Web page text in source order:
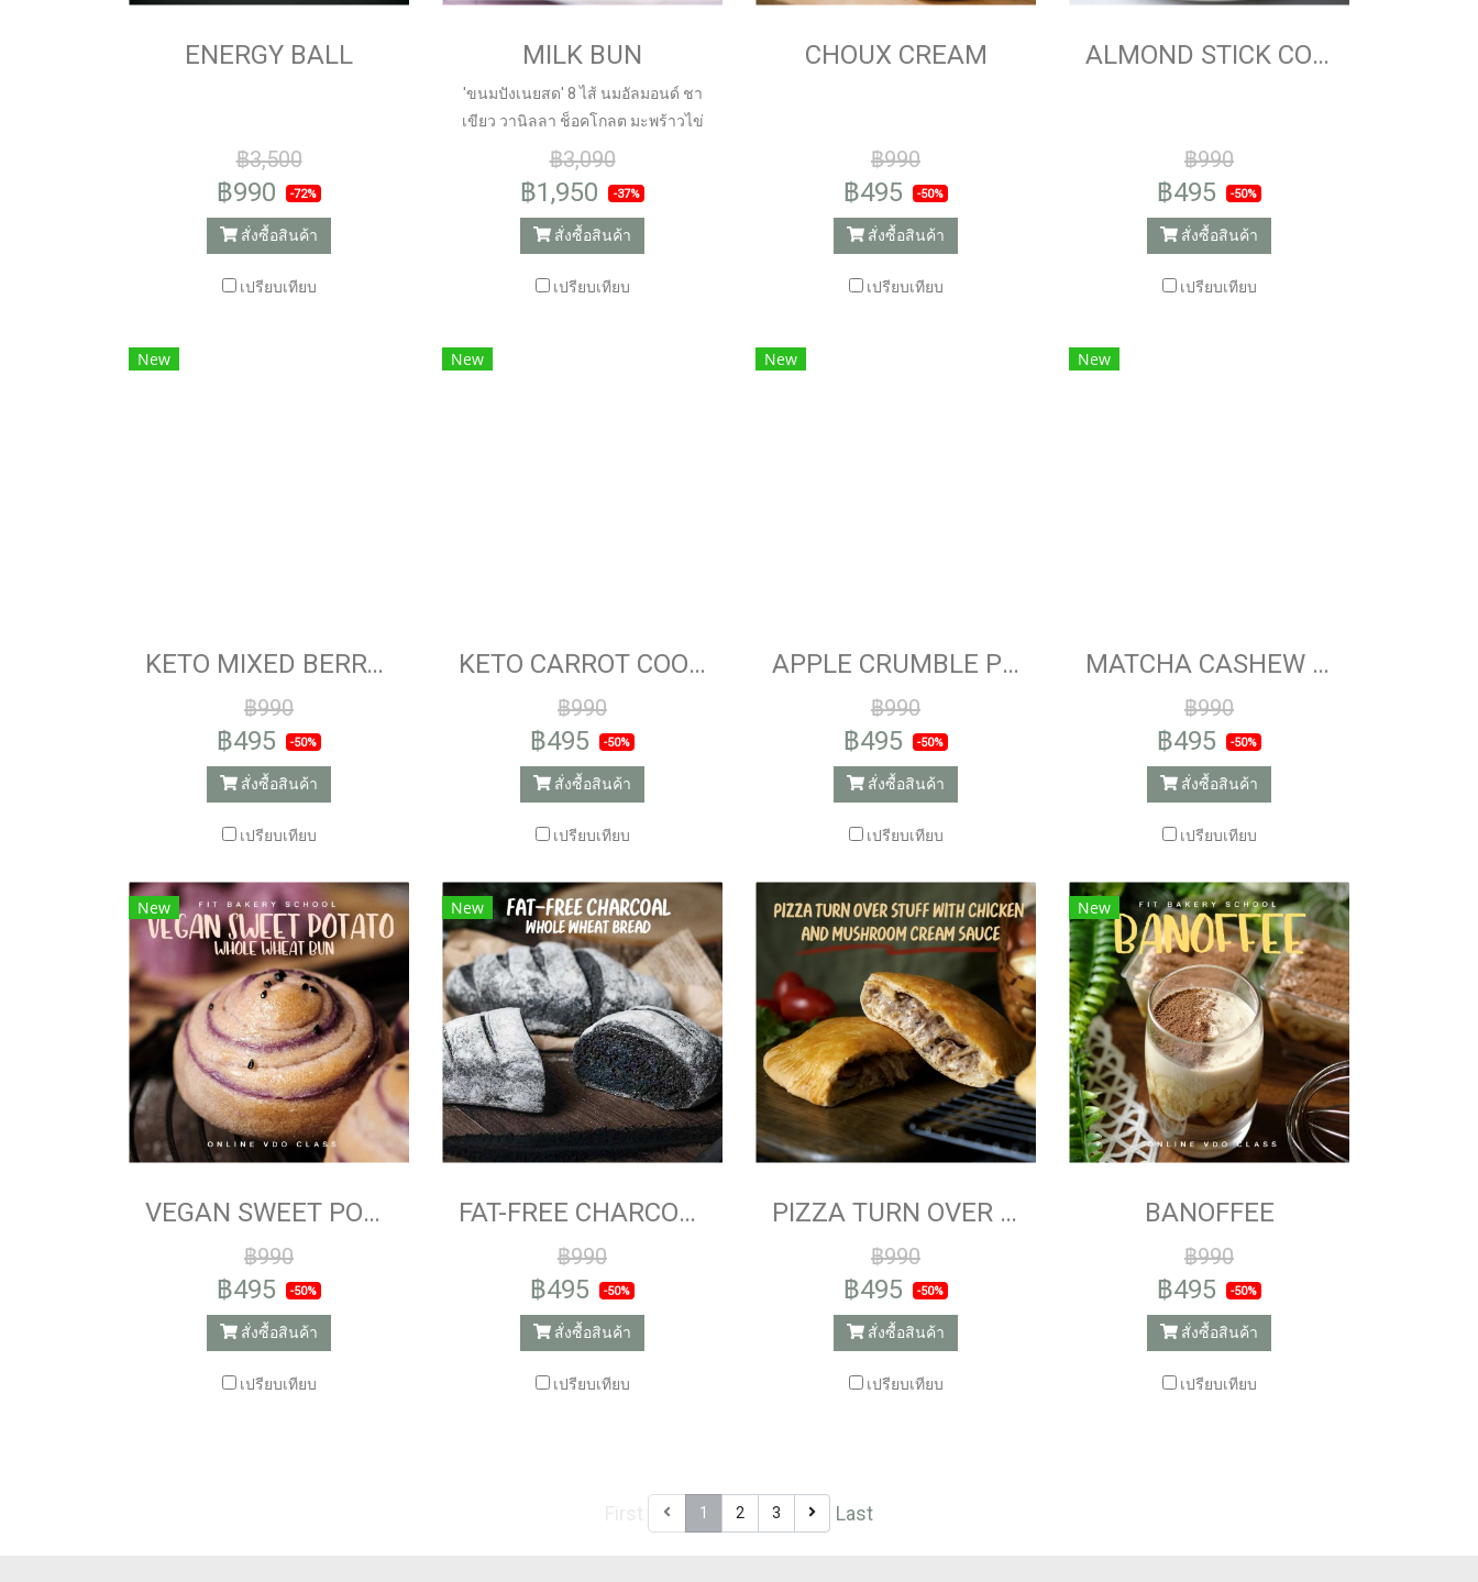
ENERGY BALL
฿3,500
฿990 -72%
สั่งซื้อสินค้า
เปรียบเทียบ
MILK BUN
'ขนมปังเนยสด' 8 ไส้ นมอัลมอนด์ ชา
เขียว วานิลลา ช็อคโกลต มะพร้าวไข่
เค็ม แกงกะหรี่อกไก่ ผักโขมเบค่อน
฿3,090
฿1,950 -37%
สั่งซื้อสินค้า
เปรียบเทียบ
CHOUX CREAM
฿990
฿495 -50%
สั่งซื้อสินค้า
เปรียบเทียบ
ALMOND STICK COOKIES
฿990
฿495 -50%
สั่งซื้อสินค้า
เปรียบเทียบ
New
KETO MIXED BERRY MUFFINS
฿990
฿495 -50%
สั่งซื้อสินค้า
เปรียบเทียบ
New
KETO CARROT COOKIES
฿990
฿495 -50%
สั่งซื้อสินค้า
เปรียบเทียบ
New
APPLE CRUMBLE PIE
฿990
฿495 -50%
สั่งซื้อสินค้า
เปรียบเทียบ
New
MATCHA CASHEW NUT CHEESECAKE WITH RED BEAN CREAM
฿990
฿495 -50%
สั่งซื้อสินค้า
เปรียบเทียบ
New
VEGAN SWEET POTATO WHOLE WHEAT BUN
฿990
฿495 -50%
สั่งซื้อสินค้า
เปรียบเทียบ
New
FAT-FREE CHARCOAL WHOLE WHEAT BREAD
฿990
฿495 -50%
สั่งซื้อสินค้า
เปรียบเทียบ
PIZZA TURN OVER STUFF WITH CHICKEN AND MUSHROOM CREAM SAUCE
฿990
฿495 -50%
สั่งซื้อสินค้า
เปรียบเทียบ
New
BANOFFEE
฿990
฿495 -50%
สั่งซื้อสินค้า
เปรียบเทียบ
1 2 3 Last